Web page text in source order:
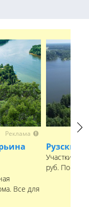
Реклама
Все для
Рузские
Участки
руб.